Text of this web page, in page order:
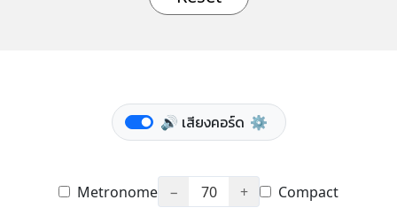
🔊 เสียงคอร์ด ⚙️
Metronome − 70 + Compact